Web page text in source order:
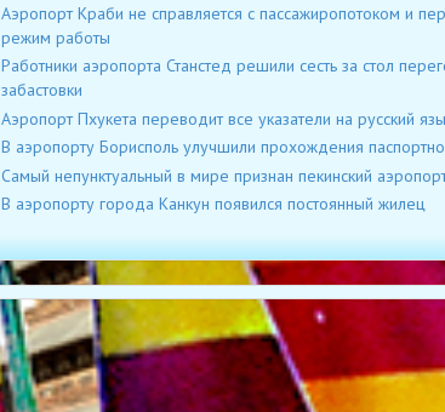
Аэропорт Краби не справляется с пассажиропотоком и
режим работы
Работники аэропорта Станстед решили сесть за стол
забастовки
Аэропорт Пхукета переводит все указатели на русский
В аэропорту Борисполь улучшили прохождения
Cамый непунктуальный в мире признан пекинский
В аэропорту города Канкун появился постоянный жилец